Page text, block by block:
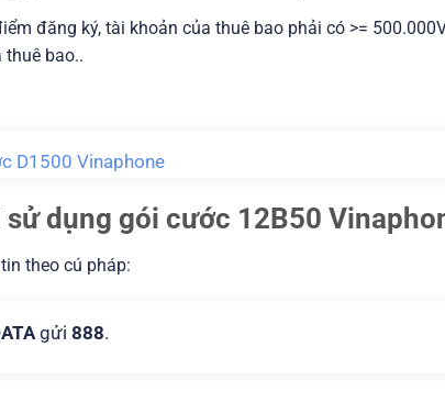
đăng ký, tài khoản của thuê bao phải có >=
thuê bao..
D1500 Vinaphone
dụng gói cước 12B50
theo cú pháp:
gửi888.